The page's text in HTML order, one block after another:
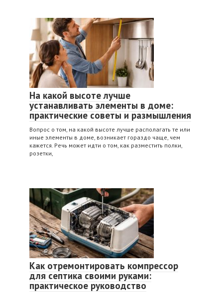
На какой высоте лучше
устанавливать элементы в доме:
практические советы и размышления
Вопрос о том, на какой высоте лучше располагать те или
иные элементы в доме, возникает гораздо чаще, чем
кажется. Речь может идти о том, как разместить полки,
розетки,
Как отремонтировать компрессор
для септика своими руками:
практическое руководство